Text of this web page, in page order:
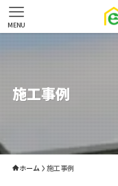
MENU
施工事例
ホーム 施工事例